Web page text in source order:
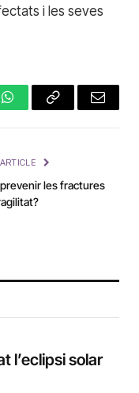
i les seves
WhatsAppCopy
Email
les fractures
l’eclipsi solar